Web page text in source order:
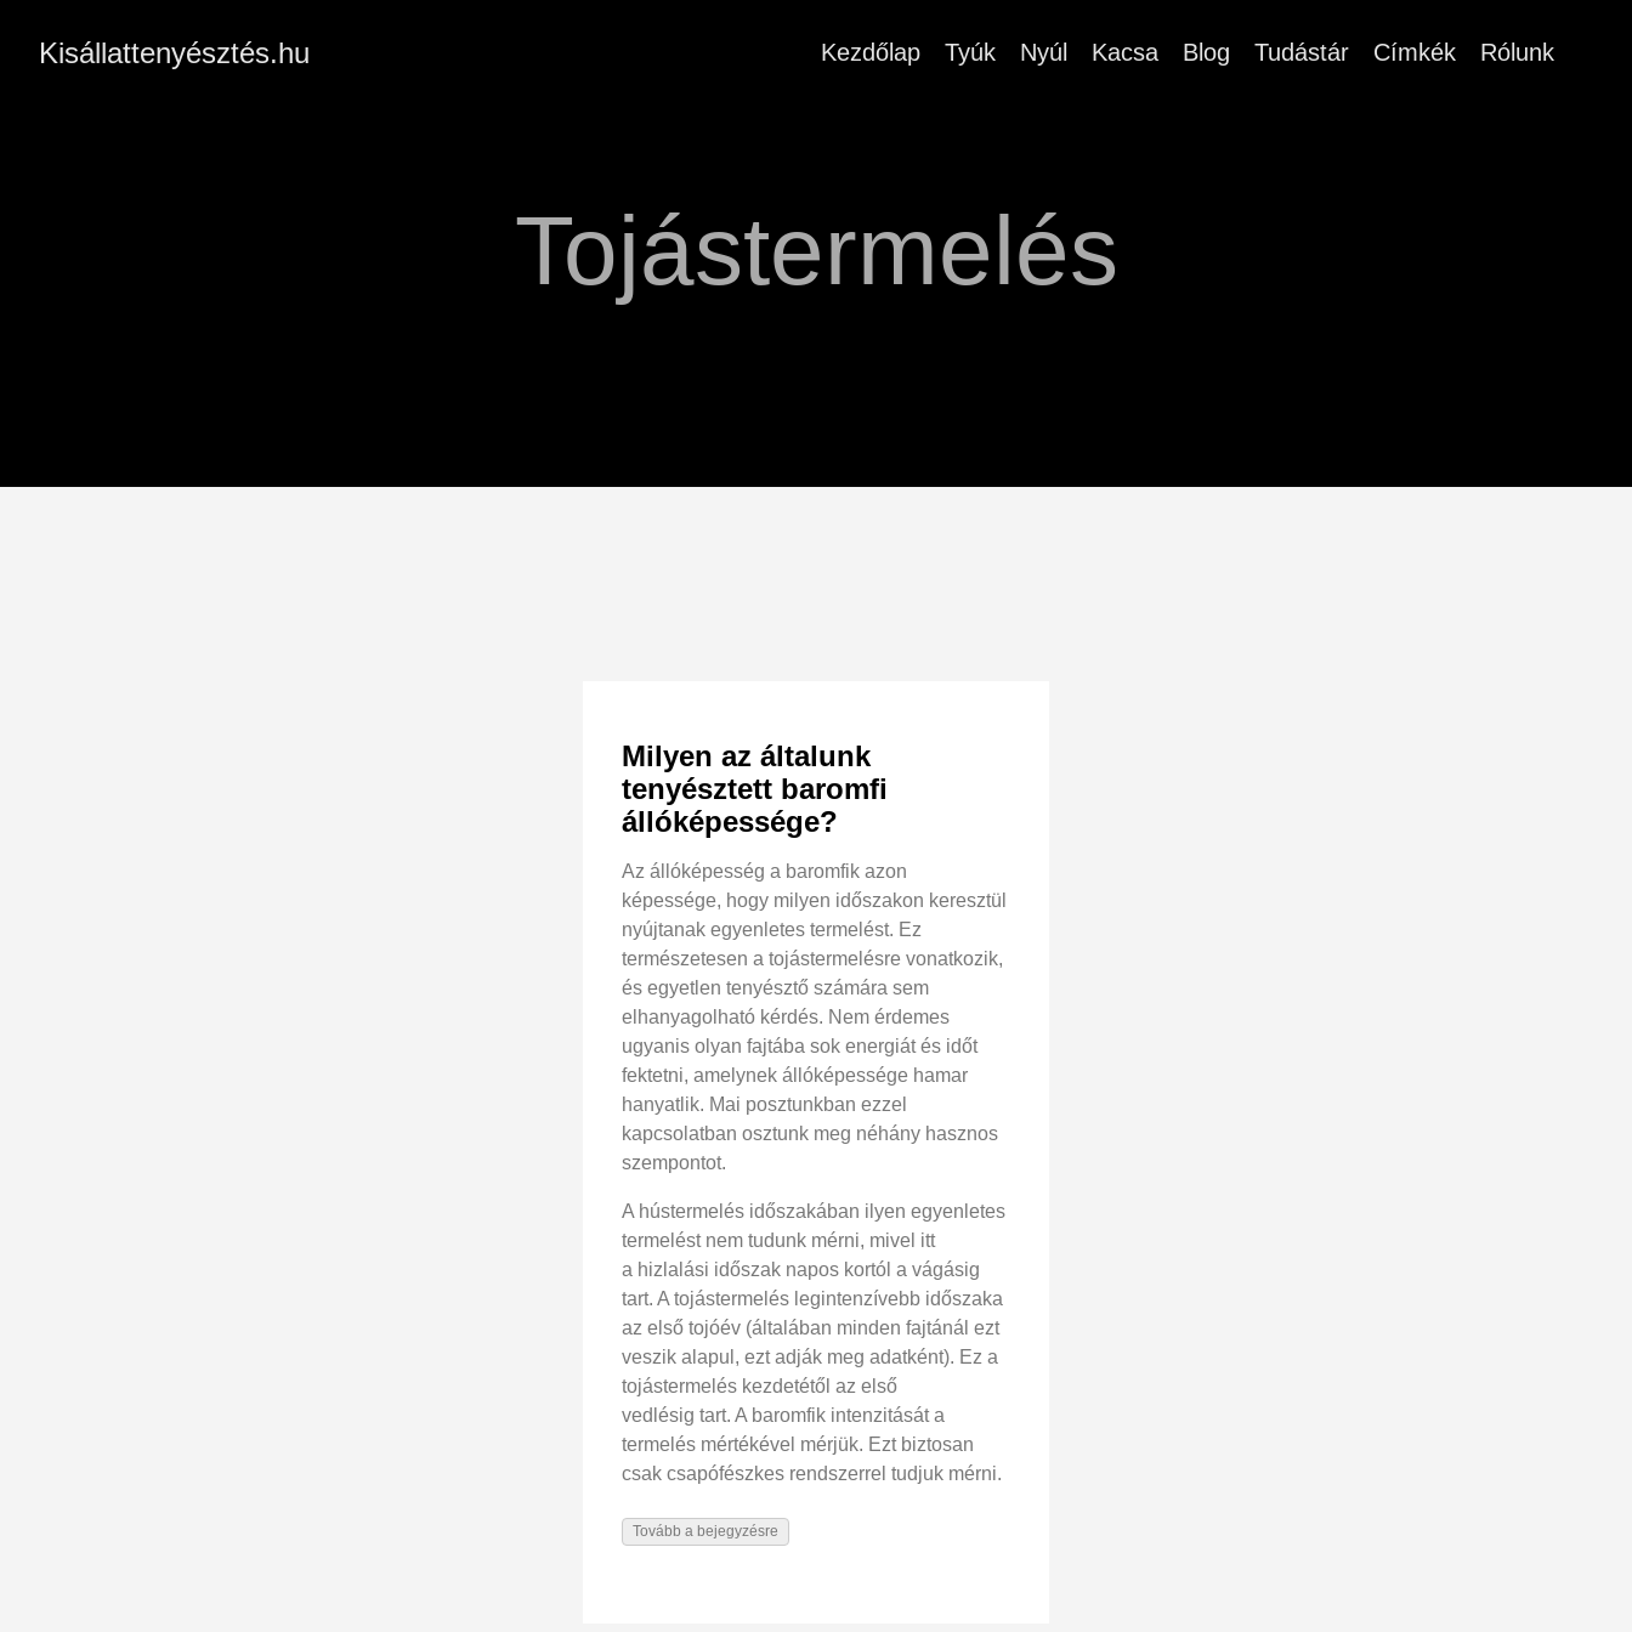
Kisállattenyésztés.hu Kezdőlap Tyúk Nyúl Kacsa Blog Tudástár Címkék Rólunk
Tojástermelés
Milyen az általunk
tenyésztett baromfi
állóképessége?
Az állóképesség a baromfik azon
képessége, hogy milyen időszakon keresztül
nyújtanak egyenletes termelést. Ez
természetesen a tojástermelésre vonatkozik,
és egyetlen tenyésztő számára sem
elhanyagolható kérdés. Nem érdemes
ugyanis olyan fajtába sok energiát és időt
fektetni, amelynek állóképessége hamar
hanyatlik. Mai posztunkban ezzel
kapcsolatban osztunk meg néhány hasznos
szempontot.
A hústermelés időszakában ilyen egyenletes
termelést nem tudunk mérni, mivel itt
a hizlalási időszak napos kortól a vágásig
tart. A tojástermelés legintenzívebb időszaka
az első tojóév (általában minden fajtánál ezt
veszik alapul, ezt adják meg adatként). Ez a
tojástermelés kezdetétől az első
vedlésig tart. A baromfik intenzitását a
termelés mértékével mérjük. Ezt biztosan
csak csapófészkes rendszerrel tudjuk mérni.
Tovább a bejegyzésre